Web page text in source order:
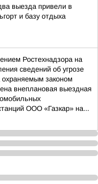
выезда привели в
и базу отдыха
Ростехнадзора на
сведений об угрозе
законом
внеплановая выездная
ООО «Газкар» на...